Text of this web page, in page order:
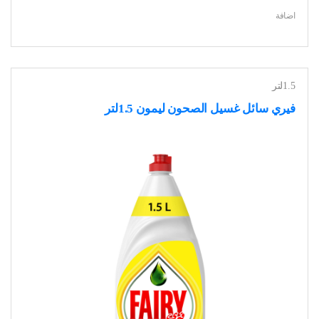
اضافة
1.5لتر
فيري سائل غسيل الصحون ليمون 1.5لتر